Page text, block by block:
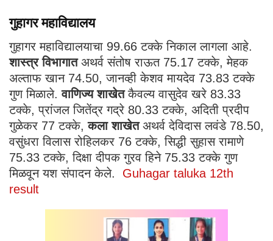
गुहागर महाविद्यालय
गुहागर महाविद्यालयाचा 99.66 टक्के निकाल लागला आहे.
शास्त्र विभागातअथर्व संतोष राऊत 75.17 टक्के, मेहक
अल्ताफ खान 74.50, जानव्ही केशव मायदेव 73.83 टक्के
गुण मिळाले.वाणिज्य शाखेतकैवल्य वासुदेव खरे 83.33
टक्के, प्रांजल जितेंद्र गद्रे 80.33 टक्के, अदिती प्रदीप
गुळेकर 77 टक्के,कला शाखेतअथर्व देविदास लवंडे 78.50,
वसुंधरा विलास रोहिलकर 76 टक्के, सिद्धी सुहास रामाणे
75.33 टक्के, दिक्षा दीपक गुरव हिने 75.33 टक्के गुण
मिळवून यश संपादन केले. Guhagar taluka 12th
result